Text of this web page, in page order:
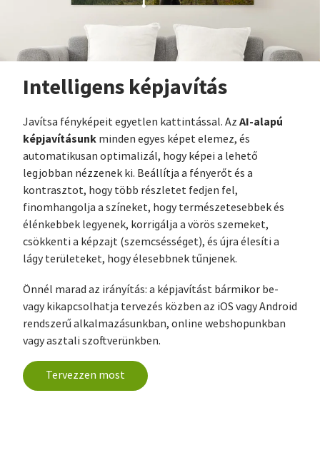
Intelligens képjavítás
Javítsa fényképeit egyetlen kattintással. Az AI-alapú
képjavításunk minden egyes képet elemez, és
automatikusan optimalizál, hogy képei a lehető
legjobban nézzenek ki. Beállítja a fényerőt és a
kontrasztot, hogy több részletet fedjen fel,
finomhangolja a színeket, hogy természetesebbek és
élénkebbek legyenek, korrigálja a vörös szemeket,
csökkenti a képzajt (szemcsésséget), és újra élesíti a
lágy területeket, hogy élesebbnek tűnjenek.
Önnél marad az irányítás: a képjavítást bármikor be-
vagy kikapcsolhatja tervezés közben az iOS vagy Android
rendszerű alkalmazásunkban, online webshopunkban
vagy asztali szoftverünkben.
Tervezzen most